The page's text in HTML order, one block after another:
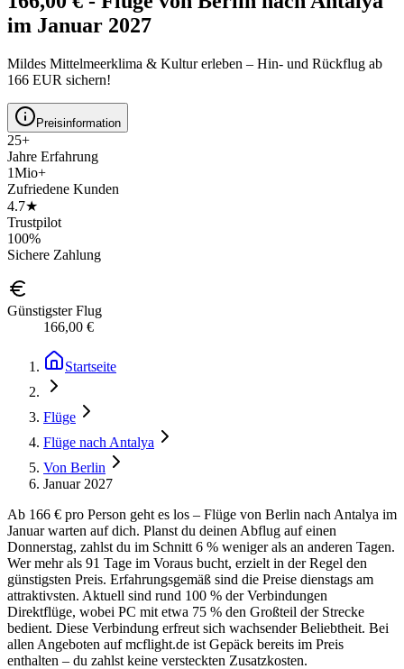
im Januar 2027
Mildes Mittelmeerklima & Kultur erleben – Hin- und Rückflug ab
166 EUR sichern!
Preisinformation
25+
Jahre Erfahrung
1Mio+
Zufriedene Kunden
4.7★
Trustpilot
100%
Sichere Zahlung
Günstigster Flug
166,00 €
Startseite
Flüge
Flüge nach Antalya
Von Berlin
Januar 2027
Ab 166 € pro Person geht es los – Flüge von Berlin nach Antalya im
Januar warten auf dich. Planst du deinen Abflug auf einen
Donnerstag, zahlst du im Schnitt 6 % weniger als an anderen Tagen.
Wer mehr als 91 Tage im Voraus bucht, erzielt in der Regel den
günstigsten Preis. Erfahrungsgemäß sind die Preise dienstags am
attraktivsten. Aktuell sind rund 100 % der Verbindungen
Direktflüge, wobei PC mit etwa 75 % den Großteil der Strecke
bedient. Diese Verbindung erfreut sich wachsender Beliebtheit. Bei
allen Angeboten auf mcflight.de ist Gepäck bereits im Preis
enthalten – du zahlst keine versteckten Zusatzkosten.